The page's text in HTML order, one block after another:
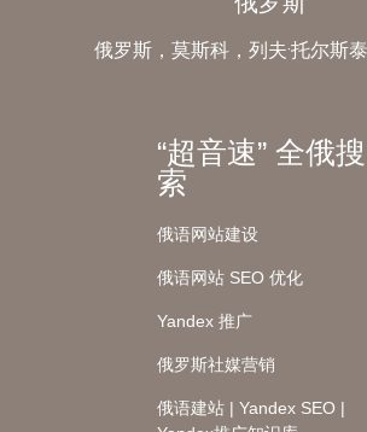
俄罗斯，莫斯科，列夫·托尔斯
“超音速” 全俄搜
索
俄语网站建设
俄语网站 SEO 优化
Yandex 推广
俄罗斯社媒营销
俄语建站 | Yandex SEO |